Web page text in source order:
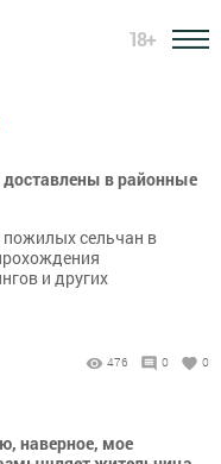
18+
в районные
пожилых сельчан в
и других
476 0 0
наверное, мое